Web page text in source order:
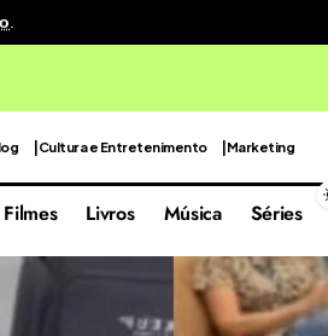
.
Cultura e Entretenimento Marketing
Filmes Livros Música Séries